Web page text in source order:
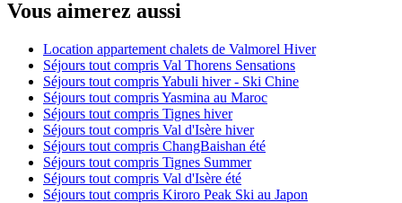
Vous aimerez aussi
Location appartement chalets de Valmorel Hiver
Séjours tout compris Val Thorens Sensations
Séjours tout compris Yabuli hiver - Ski Chine
Séjours tout compris Yasmina au Maroc
Séjours tout compris Tignes hiver
Séjours tout compris Val d'Isère hiver
Séjours tout compris ChangBaishan été
Séjours tout compris Tignes Summer
Séjours tout compris Val d'Isère été
Séjours tout compris Kiroro Peak Ski au Japon